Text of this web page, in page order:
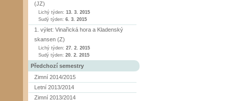
(JZ)
Lichý týden: 13. 3. 2015
Sudý týden: 6. 3. 2015
1. výlet: Vinařická hora a Kladenský
skansen (Z)
Lichý týden: 27. 2. 2015
Sudý týden: 20. 2. 2015
Předchozí semestry
Zimní 2014/2015
Letní 2013/2014
Zimní 2013/2014